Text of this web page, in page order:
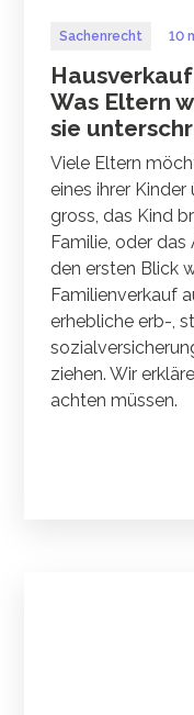
Sachenrecht 10
Was Eltern
sie
Viele Eltern
eines ihrer
gross, das Kind
Familie, oder
den ersten Blick
Familienverkauf
erhebliche erb-,
ziehen. Wir
achten müssen.